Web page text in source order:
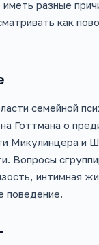
разные
как
семейной
Готтмана о
Микулинцера и
Вопросы
интимная
поведение.